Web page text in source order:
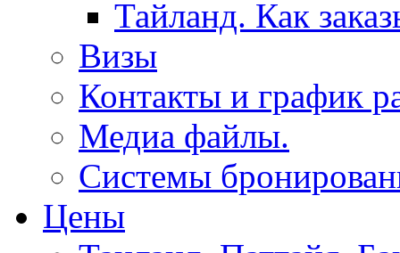
Тайланд. Как
Визы
Контакты и график
Медиа файлы.
Системы
Цены